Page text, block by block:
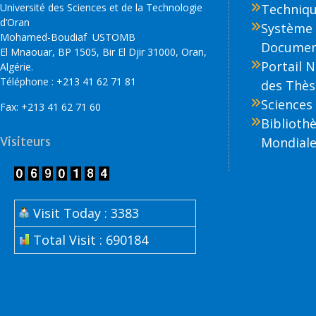
Université des Sciences et de la Technologie
d’Oran
Mohamed-Boudiaf USTOMB
El Mnaouar, BP 1505, Bir El Djir 31000, Oran,
Algérie.
Téléphone : +213 41 62 71 81
Fax: +213 41 62 71 60
Visiteurs
Visit Today : 3383
Total Visit : 690184
Portail
des